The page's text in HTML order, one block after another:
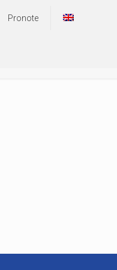
Pronote